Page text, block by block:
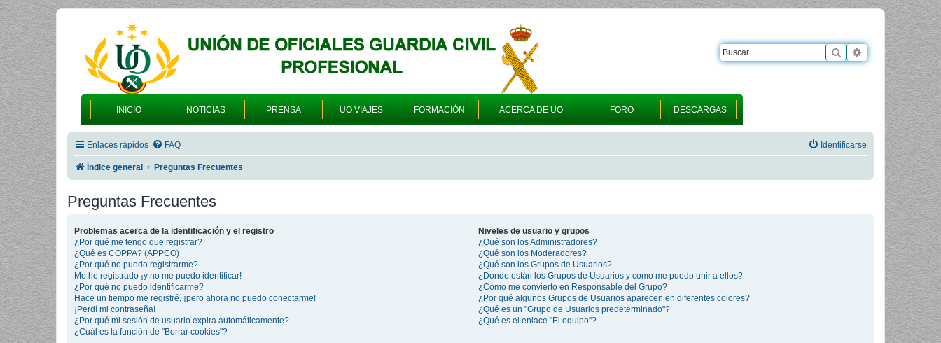
INICIO NOTICIAS PRENSA UO VIAJES FORMACIÓN ACERCA DE UO FORO DESCARGAS
Buscar Búsqueda
Enlaces rápidos FAQ Identificarse
Índice general Preguntas Frecuentes
Preguntas Frecuentes
Problemas acerca de la identificación y el registro
¿Por qué me tengo que registrar?
¿Qué es COPPA? (APPCO)
¿Por qué no puedo registrarme?
Me he registrado ¡y no me puedo identificar!
¿Por qué no puedo identificarme?
Hace un tiempo me registré, ¡pero ahora no puedo conectarme!
¡Perdí mi contraseña!
¿Por qué mi sesión de usuario expira automáticamente?
¿Cuál es la función de "Borrar cookies"?
Niveles de usuario y grupos
¿Qué son los Administradores?
¿Qué son los Moderadores?
¿Qué son los Grupos de Usuarios?
¿Donde están los Grupos de Usuarios y como me puedo unir a ellos?
¿Cómo me convierto en Responsable del Grupo?
¿Por qué algunos Grupos de Usuarios aparecen en diferentes colores?
¿Qué es un "Grupo de Usuarios predeterminado"?
¿Qué es el enlace "El equipo"?